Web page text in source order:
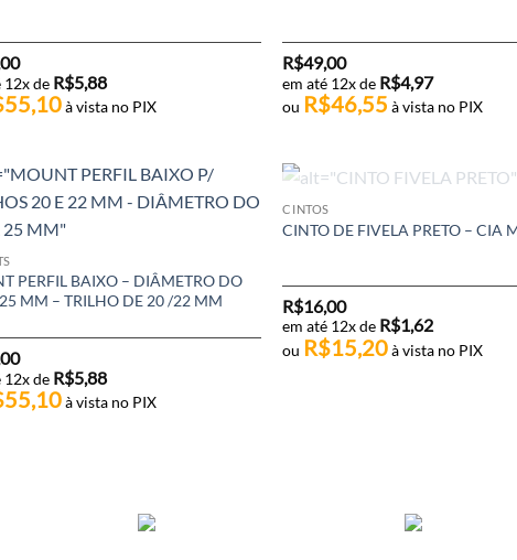
12x de R$5,88
55,10à vista no PIX
R$49,00
em até 12x de R$4,97
ou R$46,55 à vista no PIX
PERFIL BAIXO – DIÂMETRO DO
MM – TRILHO DE 20 /22 MM
12x de R$5,88
55,10à vista no PIX
CINTOS
CINTO DE FIVELA PRETO – CIA
R$16,00
em até 12x de R$1,62
ou R$15,20 à vista no PIX